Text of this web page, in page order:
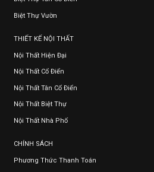
Biệt Thự Vườn
THIẾT KẾ NỘI THẤT
Nội Thất Hiện Đại
Nội Thất Cổ Điển
Nội Thất Tân Cổ Điển
Nội Thất Biệt Thự
Nội Thất Nhà Phố
CHÍNH SÁCH
Phương Thức Thanh Toán